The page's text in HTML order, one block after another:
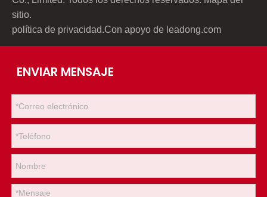
sitio.
política de privacidad.Con apoyo de leadong.com
ENVIAR MENSAJE